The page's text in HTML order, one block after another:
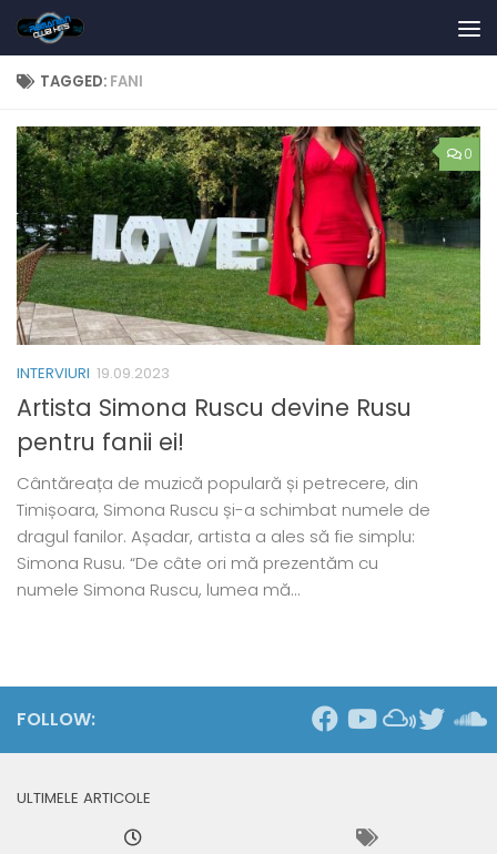
Skip to content
TAGGED: FANI
0
INTERVIURI 19.09.2023
Artista Simona Ruscu devine Rusu
pentru fanii ei!
Cântăreața de muzică populară și petrecere, din
Timișoara, Simona Ruscu și-a schimbat numele de
dragul fanilor. Așadar, artista a ales să fie simplu:
Simona Rusu. “De câte ori mă prezentăm cu
numele Simona Ruscu, lumea mă...
FOLLOW:
ULTIMELE ARTICOLE